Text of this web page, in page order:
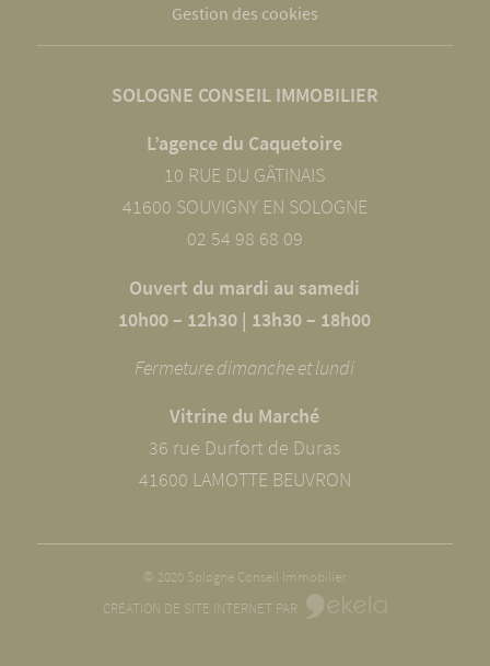
Gestion des cookies
SOLOGNE CONSEIL IMMOBILIER
L’agence du Caquetoire
10 RUE DU GÂTINAIS
41600 SOUVIGNY EN SOLOGNE
02 54 98 68 09
Ouvert du mardi au samedi
10h00 – 12h30 | 13h30 – 18h00
Fermeture dimanche et lundi
Vitrine du Marché
36 rue Durfort de Duras
41600 LAMOTTE BEUVRON
© 2020 Sologne Conseil Immobilier
CRÉATION DE SITE INTERNET PAR